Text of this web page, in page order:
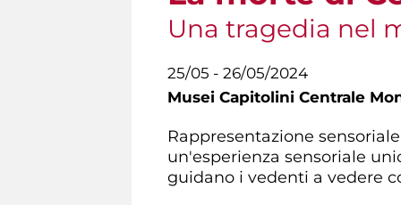
Una tragedia nel
25/05 - 26/05/2024
Musei Capitolini Centrale
Rappresentazione
un'esperienza sensoriale
guidano i vedenti a vedere